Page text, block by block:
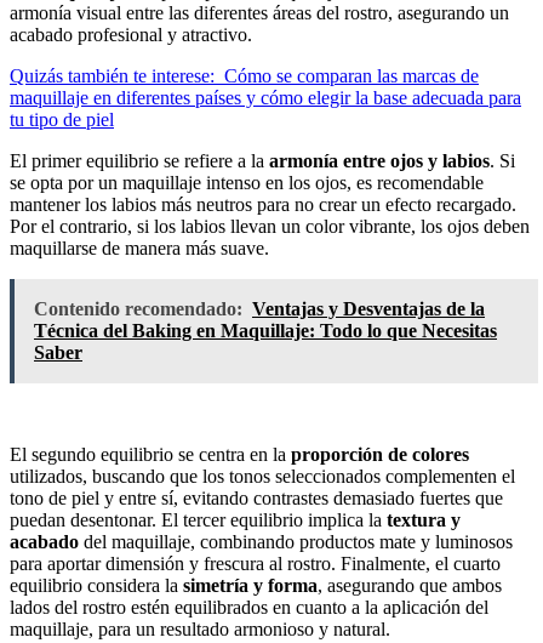
armonía visual entre las diferentes áreas del rostro, asegurando un
acabado profesional y atractivo.
Quizás también te interese: Cómo se comparan las marcas de
maquillaje en diferentes países y cómo elegir la base adecuada para
tu tipo de piel
El primer equilibrio se refiere a la armonía entre ojos y labios. Si
se opta por un maquillaje intenso en los ojos, es recomendable
mantener los labios más neutros para no crear un efecto recargado.
Por el contrario, si los labios llevan un color vibrante, los ojos deben
maquillarse de manera más suave.
Contenido recomendado: Ventajas y Desventajas de la
Técnica del Baking en Maquillaje: Todo lo que Necesitas
Saber
El segundo equilibrio se centra en la proporción de colores
utilizados, buscando que los tonos seleccionados complementen el
tono de piel y entre sí, evitando contrastes demasiado fuertes que
puedan desentonar. El tercer equilibrio implica la textura y
acabado del maquillaje, combinando productos mate y luminosos
para aportar dimensión y frescura al rostro. Finalmente, el cuarto
equilibrio considera la simetría y forma, asegurando que ambos
lados del rostro estén equilibrados en cuanto a la aplicación del
maquillaje, para un resultado armonioso y natural.